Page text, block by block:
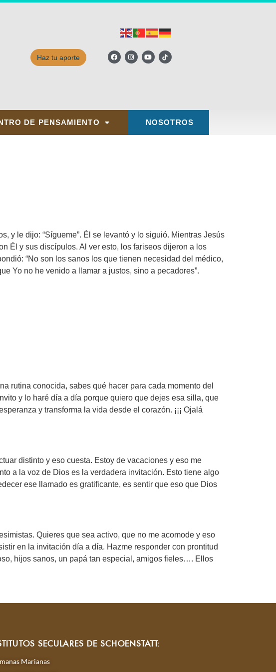
Haz tu aporte
DE PENSAMIENTO NOSOTROS
y le dijo: “Sígueme”. Él se levantó y lo siguió. Mientras Jesús
Él y sus discípulos. Al ver esto, los fariseos dijeron a los
“No son los sanos los que tienen necesidad del médico,
Yo no he venido a llamar a justos, sino a pecadores”.
rutina conocida, sabes qué hacer para cada momento del
y lo haré día a día porque quiero que dejes esa silla, que
y transforma la vida desde el corazón. ¡¡¡ Ojalá
distinto y eso cuesta. Estoy de vacaciones y eso me
a la voz de Dios es la verdadera invitación. Esto tiene algo
ese llamado es gratificante, es sentir que eso que Dios
Quieres que sea activo, que no me acomode y eso
en la invitación día a día. Hazme responder con prontitud
hijos sanos, un papá tan especial, amigos fieles…. Ellos
SECULARES DE SCHOENSTATT:
Marianas